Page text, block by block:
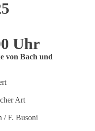
Uhr
von Bach und
Art
/ F. Busoni